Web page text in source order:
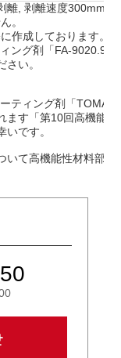
離, 剥離速度300mm/
。
作成しております。
ング剤「FA-
い。
ティング剤「TOMAX
す「第10回高機能
です。
て高機能性材料部